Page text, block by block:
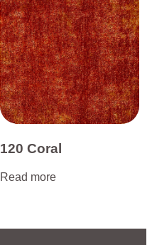
120 Coral
Read more